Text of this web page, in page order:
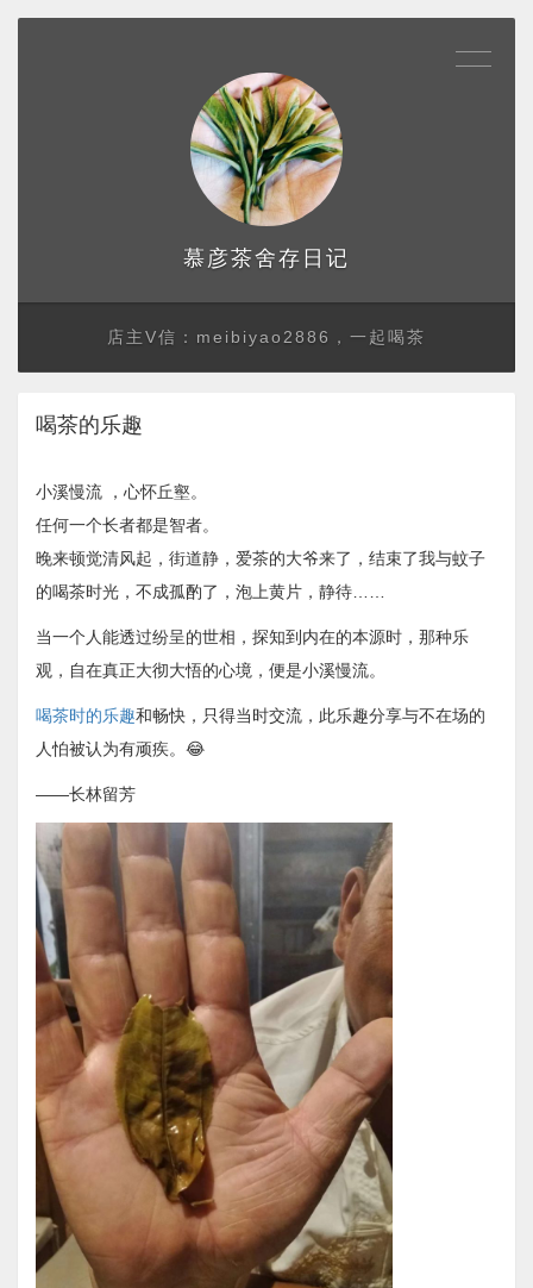
慕彦茶舍存日记
店主V信：meibiyao2886，一起喝茶
喝茶的乐趣
小溪慢流 ，心怀丘壑。
任何一个长者都是智者。
晚来顿觉清风起，街道静，爱茶的大爷来了，结束了我与蚊子
的喝茶时光，不成孤酌了，泡上黄片，静待……
当一个人能透过纷呈的世相，探知到内在的本源时，那种乐
观，自在真正大彻大悟的心境，便是小溪慢流。
喝茶时的乐趣和畅快，只得当时交流，此乐趣分享与不在场的
人怕被认为有顽疾。😂
——长林留芳